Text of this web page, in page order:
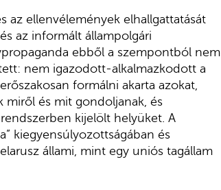
az ellenvélemények elhallgattatását
az informált állampolgári
ebből a szempontból nem
nem igazodott-alkalmazkodott a
formálni akarta azokat,
miről és mit gondoljanak, és
kijelölt helyüket. A
kiegyensúlyozottságában és
állami, mint egy uniós tagállam